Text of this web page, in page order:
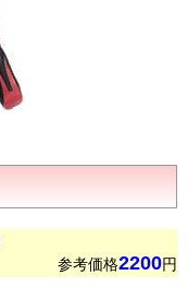
参考価格2200円